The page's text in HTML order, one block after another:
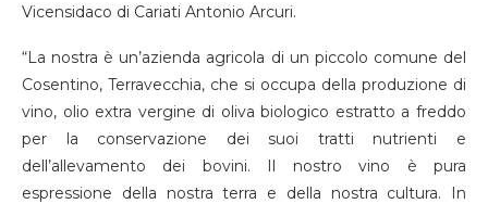
Vicensidaco di Cariati Antonio Arcuri.
“La nostra è un’azienda agricola di un piccolo comune del
Cosentino, Terravecchia, che si occupa della produzione di
vino, olio extra vergine di oliva biologico estratto a freddo
per la conservazione dei suoi tratti nutrienti e
dell’allevamento dei bovini. Il nostro vino è pura
espressione della nostra terra e della nostra cultura. In